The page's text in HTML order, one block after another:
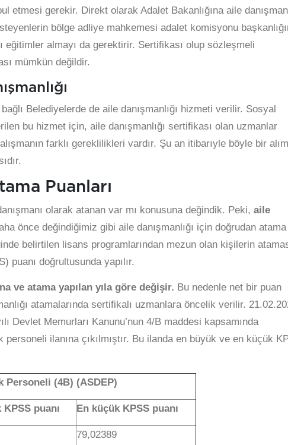
etmesi gerekir. Direkt olarak Adalet Bakanlığına aile
bölge adliye mahkemesi adalet komisyonu
eğitimler almayı da gerektirir. Sertifikası olup sözleşmeli
mümkün değildir.
Belediyelerde de aile danışmanlığı hizmeti verilir. Sosyal
bu hizmet için, aile danışmanlığı sertifikası olan uzmanlar
farklı gereklilikleri vardır. Şu an itibarıyle böyle bir alım
Puanları
olarak atanan var mı konusuna değindik. Peki, aile
önce değindiğimiz gibi aile danışmanlığı için doğrudan atama
belirtilen lisans programlarından mezun olan kişilerin
puanı doğrultusunda yapılır.
ve atama yapılan yıla göre değişir. Bu nedenle net bir puan
atamalarında sertifikalı uzmanlara öncelik verilir.
Devlet Memurları Kanunu’nun 4/B maddesi kapsamında
ilanına çıkılmıştır. Bu ilanda en büyük ve en küçük
Personeli (4B) (ASDEP)
KPSS puanı En küçük KPSS puanı
79,02389